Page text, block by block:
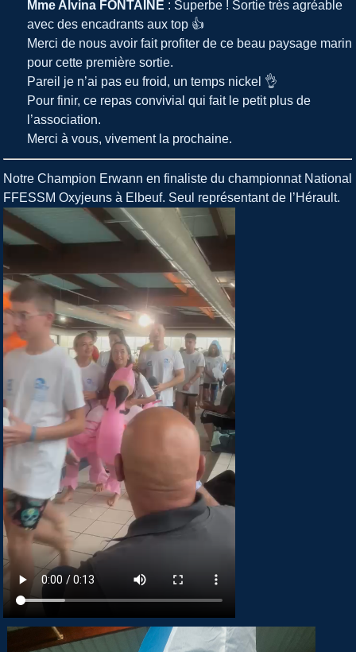
Mme Alvina FONTAINE : Superbe ! Sortie très agréable
avec des encadrants aux top 👍
Merci de nous avoir fait profiter de ce beau paysage marin
pour cette première sortie.
Pareil je n’ai pas eu froid, un temps nickel 👌
Pour finir, ce repas convivial qui fait le petit plus de
l’association.
Merci à vous, vivement la prochaine.
Notre Champion Erwann en finaliste du championnat National
FFESSM Oxyjeuns à Elbeuf. Seul représentant de l’Hérault.